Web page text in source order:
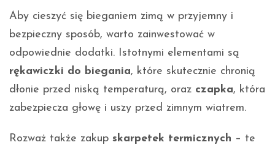
Aby cieszyć się bieganiem zimą w przyjemny i
bezpieczny sposób, warto zainwestować w
odpowiednie dodatki. Istotnymi elementami są
rękawiczki do biegania, które skutecznie chronią
dłonie przed niską temperaturą, oraz czapka, która
zabezpiecza głowę i uszy przed zimnym wiatrem.
Rozważ także zakup skarpetek termicznych – te